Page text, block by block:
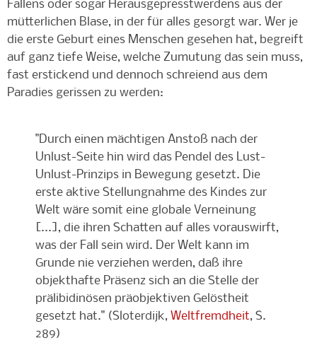
Fallens oder sogar Herausgepresstwerdens aus der
mütterlichen Blase, in der für alles gesorgt war. Wer je
die erste Geburt eines Menschen gesehen hat, begreift
auf ganz tiefe Weise, welche Zumutung das sein muss,
fast erstickend und dennoch schreiend aus dem
Paradies gerissen zu werden:
"Durch einen mächtigen Anstoß nach der
Unlust-Seite hin wird das Pendel des Lust-
Unlust-Prinzips in Bewegung gesetzt. Die
erste aktive Stellungnahme des Kindes zur
Welt wäre somit eine globale Verneinung
[...], die ihren Schatten auf alles vorauswirft,
was der Fall sein wird. Der Welt kann im
Grunde nie verziehen werden, daß ihre
objekthafte Präsenz sich an die Stelle der
prälibidinösen präobjektiven Gelöstheit
gesetzt hat." (Sloterdijk, Weltfremdheit, S.
289)